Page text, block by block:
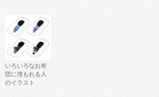
いろいろなお布
団に埋もれる人
のイラスト